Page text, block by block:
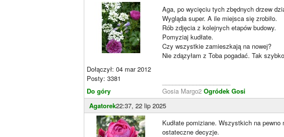
Dołączył: 04 mar 2012
Posty: 3381
Do góry
Aga, po wycięciu tych zbędnych drzew
Wygląda super. A ile miejsca się zrobiło.
Rób zdjęcia z kolejnych etapów budowy.
Pomyziaj kudłate.
Czy wszystkie zamieszkają na nowej?
Nie zdązyłam z Toba pogadać. Tak
Gosia Margo2 Ogródek Gosi
Agatorek22:37, 22 lip 2025
Kudłate pomiziane. Wszystkich na
ostateczne decyzje.